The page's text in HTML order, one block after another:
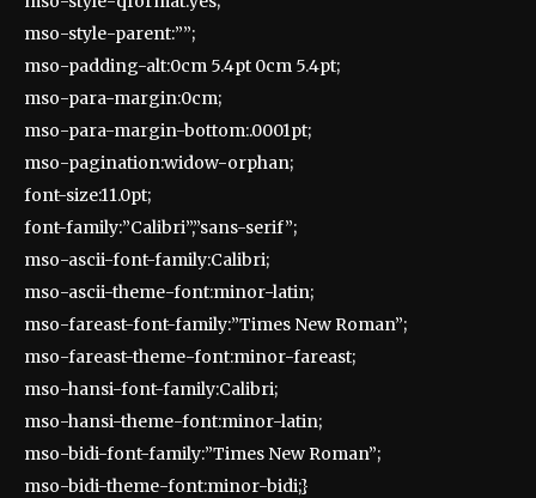
mso-style-parent:””;
mso-padding-alt:0cm 5.4pt 0cm 5.4pt;
mso-para-margin:0cm;
mso-para-margin-bottom:.0001pt;
mso-pagination:widow-orphan;
font-size:11.0pt;
font-family:”Calibri”,”sans-serif”;
mso-ascii-font-family:Calibri;
mso-ascii-theme-font:minor-latin;
mso-fareast-font-family:”Times New Roman”;
mso-fareast-theme-font:minor-fareast;
mso-hansi-font-family:Calibri;
mso-hansi-theme-font:minor-latin;
mso-bidi-font-family:”Times New Roman”;
mso-bidi-theme-font:minor-bidi;}